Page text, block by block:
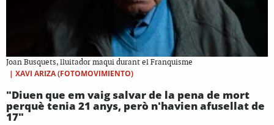
Joan Busquets, lluitador maqui durant el Franquisme
| XAVI ARIZA (FOTOMOVIMIENTO)
"Diuen que em vaig salvar de la pena de mort
perquè tenia 21 anys, però n'havien afusellat de
17"